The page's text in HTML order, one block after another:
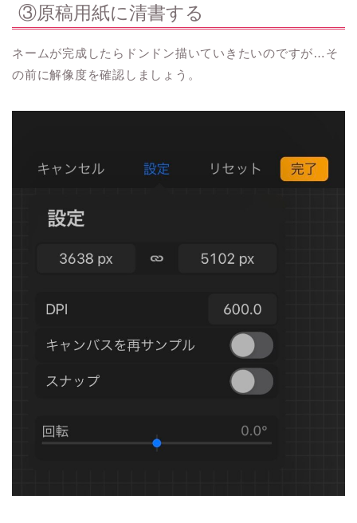
③原稿用紙に清書する
ネームが完成したらドンドン描いていきたいのですが…そ
の前に解像度を確認しましょう。